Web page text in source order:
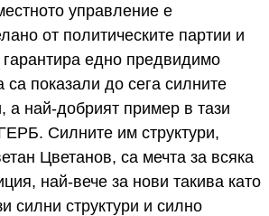
управление е
от политическите партии и
едно предвидимо
са показали до сега силните
а най-добрият пример в тази
Силните им структури,
Цветанов, са мечта за всяка
най-вече за нови такива като
силни структури и силно